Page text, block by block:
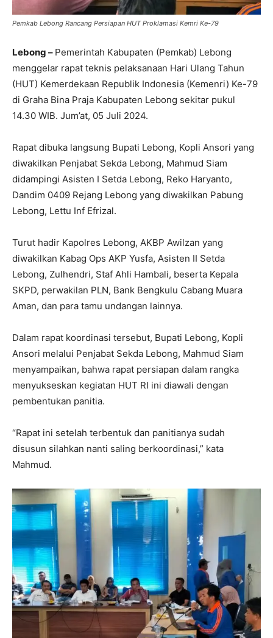
Pemkab Lebong Rancang Persiapan HUT Proklamasi Kemri Ke-79
Lebong – Pemerintah Kabupaten (Pemkab) Lebong
menggelar rapat teknis pelaksanaan Hari Ulang Tahun
(HUT) Kemerdekaan Republik Indonesia (Kemenri) Ke-79
di Graha Bina Praja Kabupaten Lebong sekitar pukul
14.30 WIB. Jum’at, 05 Juli 2024.
Rapat dibuka langsung Bupati Lebong, Kopli Ansori yang
diwakilkan Penjabat Sekda Lebong, Mahmud Siam
didampingi Asisten I Setda Lebong, Reko Haryanto,
Dandim 0409 Rejang Lebong yang diwakilkan Pabung
Lebong, Lettu Inf Efrizal.
Turut hadir Kapolres Lebong, AKBP Awilzan yang
diwakilkan Kabag Ops AKP Yusfa, Asisten II Setda
Lebong, Zulhendri, Staf Ahli Hambali, beserta Kepala
SKPD, perwakilan PLN, Bank Bengkulu Cabang Muara
Aman, dan para tamu undangan lainnya.
Dalam rapat koordinasi tersebut, Bupati Lebong, Kopli
Ansori melalui Penjabat Sekda Lebong, Mahmud Siam
menyampaikan, bahwa rapat persiapan dalam rangka
menyukseskan kegiatan HUT RI ini diawali dengan
pembentukan panitia.
“Rapat ini setelah terbentuk dan panitianya sudah
disusun silahkan nanti saling berkoordinasi,” kata
Mahmud.